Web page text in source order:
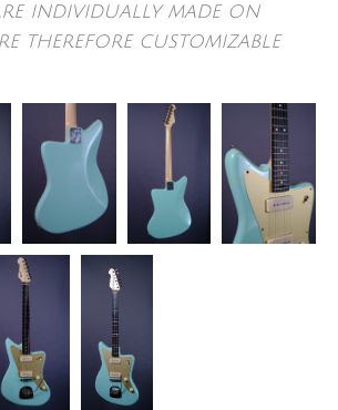
individually made on
therefore customizable